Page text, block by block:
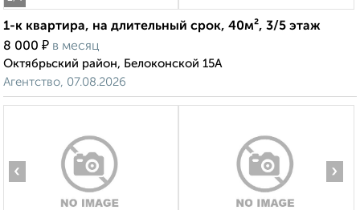
1-к квартира, на длительный срок, 40м², 3/5 этаж
8 000 ₽ в месяц
Октябрьский район, Белоконской 15А
Агентство, 07.08.2026
‹ ›